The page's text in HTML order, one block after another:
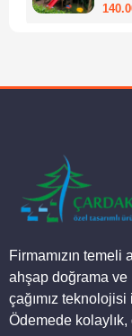
Firmamızın
ahşap doğrama ve
çağımız
Ödemede